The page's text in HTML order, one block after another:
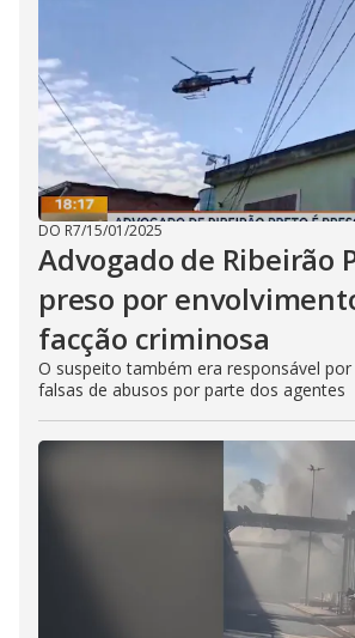
DO R7/15/01/2025
Advogado de Ribeirão
preso por
facção criminosa
O suspeito também era responsável por
falsas de abusos por parte dos agentes